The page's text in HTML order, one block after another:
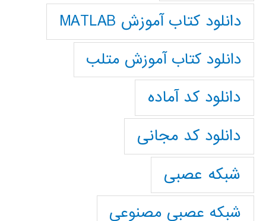
دانلود کتاب آموزش MATLAB
دانلود کتاب آموزش متلب
دانلود کد آماده
دانلود کد مجانی
شبکه عصبی
شبکه عصبی مصنوعی